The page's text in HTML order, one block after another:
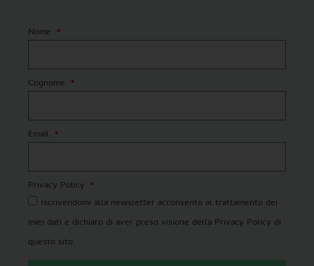
Nome
Cognome
Email
Privacy Policy
Iscrivendomi alla newsletter acconsento al trattamento dei
miei dati e dichiaro di aver preso visione della Privacy Policy di
questo sito.